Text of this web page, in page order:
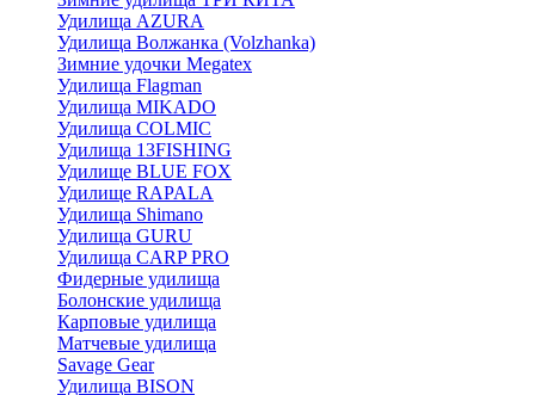
Удилища AZURA
Удилища Волжанка (Volzhanka)
Зимние удочки Megatex
Удилища Flagman
Удилища MIKADO
Удилища COLMIC
Удилища 13FISHING
Удилище BLUE FOX
Удилище RAPALA
Удилища Shimano
Удилища GURU
Удилища CARP PRO
Фидерные удилища
Болонские удилища
Карповые удилища
Матчевые удилища
Savage Gear
Удилища BISON